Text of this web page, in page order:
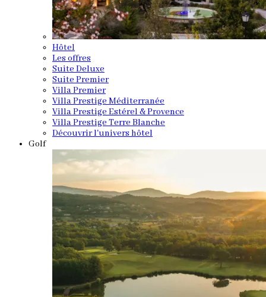
Hôtel
Les offres
Suite Deluxe
Suite Premier
Villa Premier
Villa Prestige Méditerranée
Villa Prestige Estérel & Provence
Villa Prestige Terre Blanche
Découvrir l'univers hôtel
Golf